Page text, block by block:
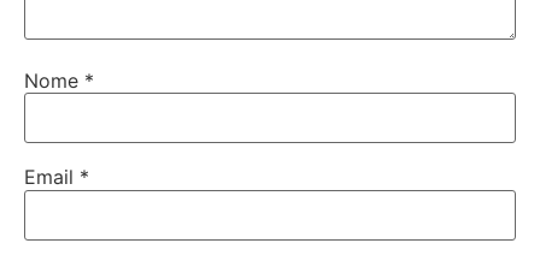
Nome *
Email *